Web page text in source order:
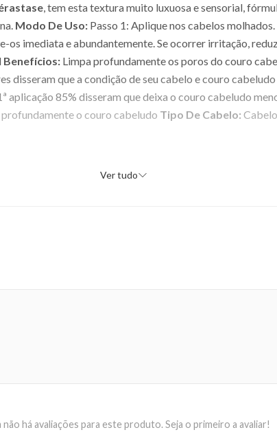
, tem esta textura muito luxuosa e sensorial,
Modo De Uso: Passo 1: Aplique nos cabelos
os imediata e abundantemente. Se ocorrer irritação,
Benefícios: Limpa profundamente os poros do couro
disseram que a condição de seu cabelo e couro
aplicação 85% disseram que deixa o couro cabeludo
o couro cabeludo Tipo De Cabelo:
Ver tudo
não há avaliações para este produto. Seja o primeiro a avaliar!